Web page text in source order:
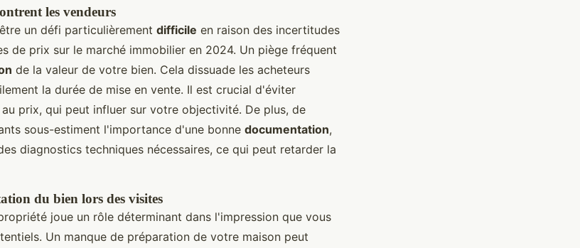
les vendeurs
un défi particulièrement difficile en raison des incertitudes
de prix sur le marché immobilier en 2024. Un piège fréquent
de la valeur de votre bien. Cela dissuade les acheteurs
la durée de mise en vente. Il est crucial d'éviter
au prix, qui peut influer sur votre objectivité. De plus, de
sous-estiment l'importance d'une bonne documentation,
diagnostics techniques nécessaires, ce qui peut retarder la
du bien lors des visites
joue un rôle déterminant dans l'impression que vous
Un manque de préparation de votre maison peut